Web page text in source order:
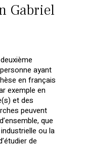
Gabriel
ayant
en français
exemple en
et des
peuvent
que
ou la
de